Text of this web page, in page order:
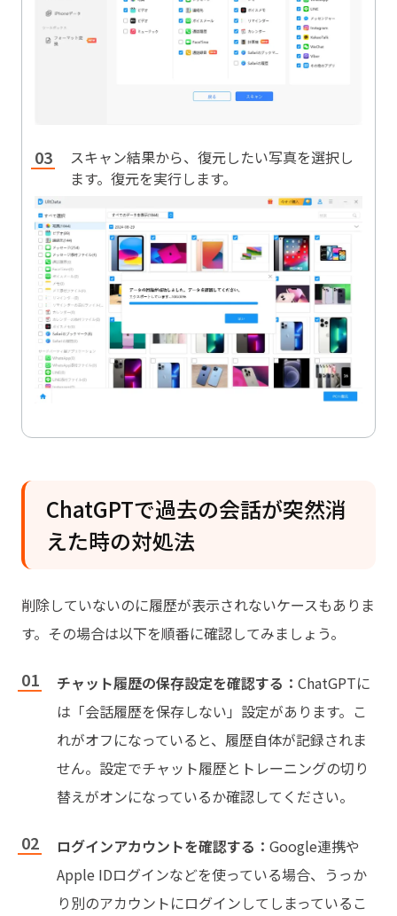
スキャン結果から、復元したい写真を選択し
ます。復元を実行します。
ChatGPTで過去の会話が突然消
えた時の対処法
削除していないのに履歴が表示されないケースもありま
す。その場合は以下を順番に確認してみましょう。
チャット履歴の保存設定を確認する： ChatGPTに
は「会話履歴を保存しない」設定があります。こ
れがオフになっていると、履歴自体が記録されま
せん。設定でチャット履歴とトレーニングの切り
替えがオンになっているか確認してください。
ログインアカウントを確認する： Google連携や
Apple IDログインなどを使っている場合、うっか
り別のアカウントにログインしてしまっているこ